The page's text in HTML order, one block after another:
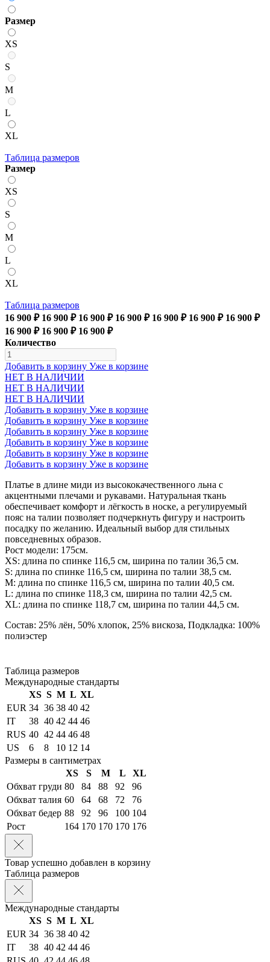
Размер
XS
S
M
L
XL
Таблица размеров
Размер
XS
S
M
L
XL
Таблица размеров
16 900 ₽ 16 900 ₽ 16 900 ₽ 16 900 ₽ 16 900 ₽ 16 900 ₽ 16 900 ₽
16 900 ₽ 16 900 ₽ 16 900 ₽
Количество
Добавить в корзину Уже в корзине
НЕТ В НАЛИЧИИ
НЕТ В НАЛИЧИИ
НЕТ В НАЛИЧИИ
Добавить в корзину Уже в корзине
Добавить в корзину Уже в корзине
Добавить в корзину Уже в корзине
Добавить в корзину Уже в корзине
Добавить в корзину Уже в корзине
Добавить в корзину Уже в корзине
Платье в длине миди из высококачественного льна с
акцентными плечами и рукавами. Натуральная ткань
обеспечивает комфорт и лёгкость в носке, а регулируемый
пояс на талии позволяет подчеркнуть фигуру и настроить
посадку по желанию. Идеальный выбор для стильных
повседневных образов.
Рост модели: 175см.
XS: длина по спинке 116,5 см, ширина по талии 36,5 см.
S: длина по спинке 116,5 см, ширина по талии 38,5 см.
М: длина по спинке 116,5 см, ширина по талии 40,5 см.
L: длина по спинке 118,3 см, ширина по талии 42,5 см.
ХL: длина по спинке 118,7 см, ширина по талии 44,5 см.
Состав: 25% лён, 50% хлопок, 25% вискоза, Подкладка: 100%
полиэстер
Таблица размеров
Международные стандарты
XS S M L XL
EUR 34 36 38 40 42
IT
38 40 42 44 46
RUS 40 42 44 46 48
US
6 8 10 12 14
Размеры в сантиметрах
XS
S M L
XL
Обхват груди 80 84 88 92
96
Обхват талия 60 64 68 72
76
Обхват бедер 88 92 96 100 104
Рост
164 170 170 170 176
Товар успешно добавлен в корзину
Таблица размеров
Международные стандарты
XS S M L XL
EUR 34 36 38 40 42
IT
38 40 42 44 46